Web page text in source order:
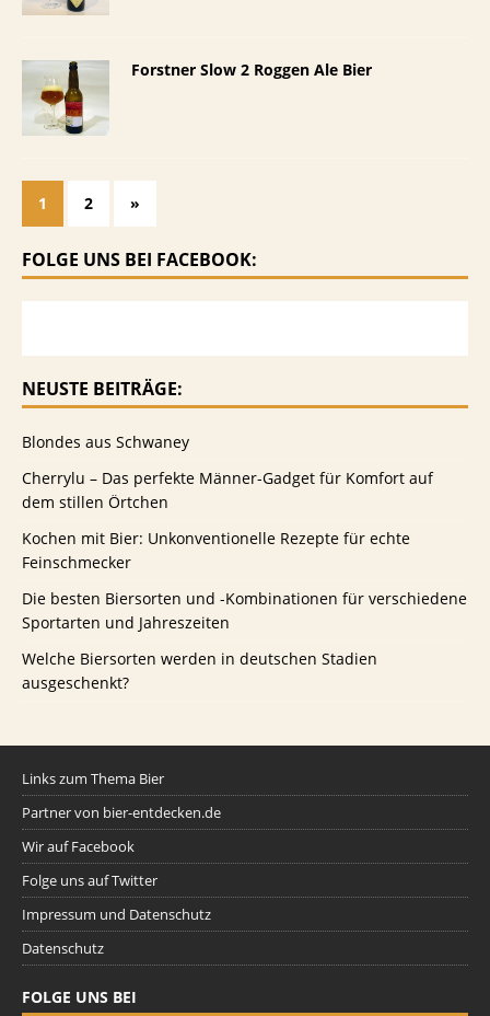
Forstner Slow 2 Roggen Ale Bier
1 2 »
FOLGE UNS BEI FACEBOOK:
NEUSTE BEITRÄGE:
Blondes aus Schwaney
Cherrylu – Das perfekte Männer-Gadget für Komfort auf
dem stillen Örtchen
Kochen mit Bier: Unkonventionelle Rezepte für echte
Feinschmecker
Die besten Biersorten und -Kombinationen für verschiedene
Sportarten und Jahreszeiten
Welche Biersorten werden in deutschen Stadien
ausgeschenkt?
Links zum Thema Bier
Partner von bier-entdecken.de
Wir auf Facebook
Folge uns auf Twitter
Impressum und Datenschutz
Datenschutz
FOLGE UNS BEI